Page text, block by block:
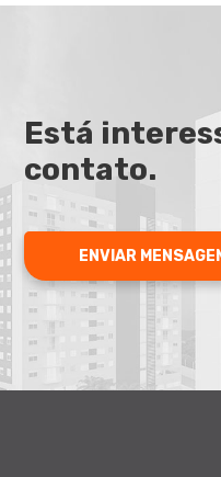
Está
contato.
ENVIAR